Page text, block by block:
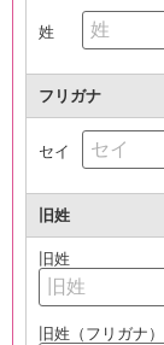
姓
フリガナ
セイ
旧姓
旧姓
旧姓（フリガナ）